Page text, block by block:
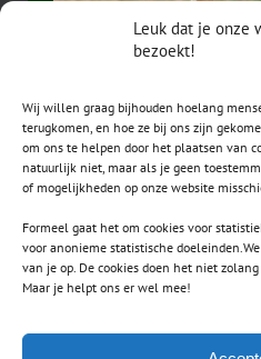
Leuk dat je onze
bezoekt!
Wij willen graag bijhouden hoelang
terugkomen, en hoe ze bij ons zijn
om ons te helpen door het plaatsen van
natuurlijk niet, maar als je geen
of mogelijkheden op onze website
Formeel gaat het om cookies voor
voor anonieme statistische
van je op. De cookies doen het niet
Maar je helpt ons er wel mee!
CONTACT
secretaris.avls@gmail.com